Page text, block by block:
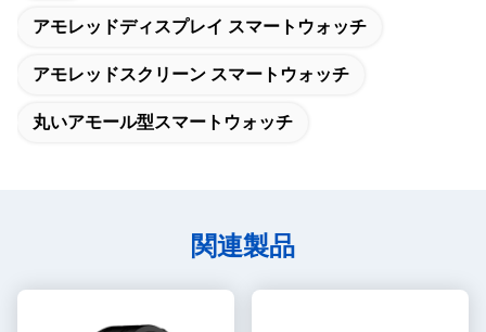
アモレッドディスプレイ スマートウォッチ
アモレッドスクリーン スマートウォッチ
丸いアモール型スマートウォッチ
関連製品